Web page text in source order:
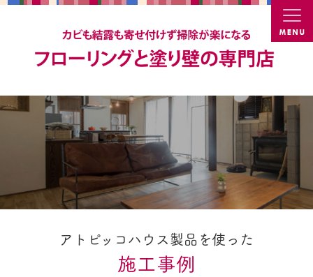
カビ結
アトピッコハウス製品を使った
施工事例